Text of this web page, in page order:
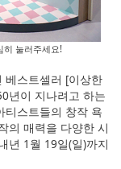
히 눌러주세요!
베스트셀러 [이상한
년이 지나려고 하는
티스트들의 창작 욕
의 매력을 다양한 시
년 1월 19일(일)까지